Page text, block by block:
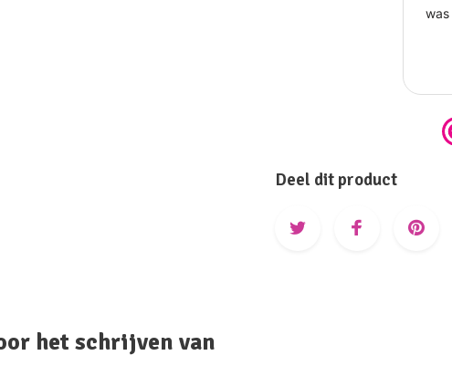
Deel dit product
het schrijven van